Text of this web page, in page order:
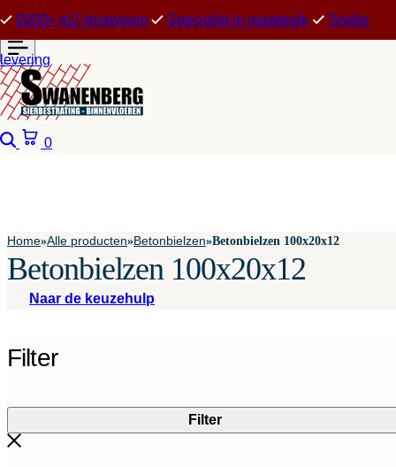
5000+ m2 showroom Specialist in maatwerk Snelle
levering
Zoeken
0
Home»Alle producten»Betonbielzen»Betonbielzen 100x20x12
Betonbielzen 100x20x12
Naar de keuzehulp
Filter
Filter